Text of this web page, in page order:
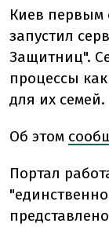
Киев первым
запустил
Защитниц".
процессы
для их семей.
Об этом
Портал